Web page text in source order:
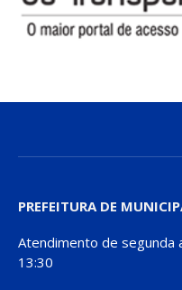
PREFEITURA DE
Atendimento de
13:30